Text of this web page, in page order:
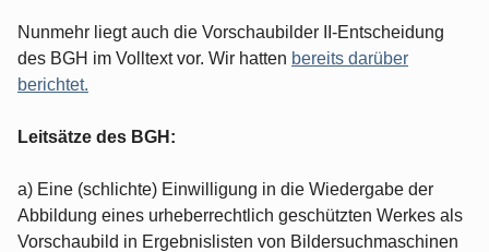
Nunmehr liegt auch die Vorschaubilder II-Entscheidung
des BGH im Volltext vor. Wir hatten bereits darüber
berichtet.
Leitsätze des BGH:
a) Eine (schlichte) Einwilligung in die Wiedergabe der
Abbildung eines urheberrechtlich geschützten Werkes als
Vorschaubild in Ergebnislisten von Bildersuchmaschinen